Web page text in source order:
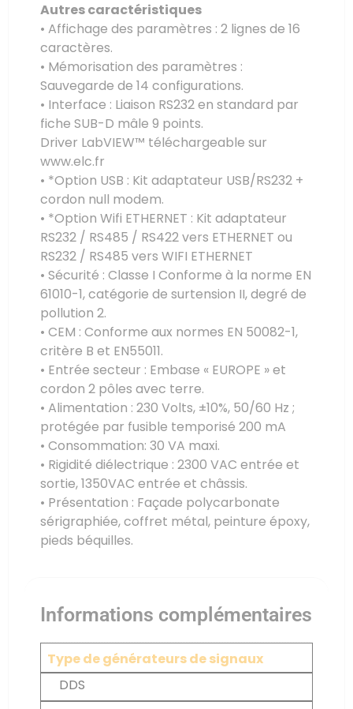
Autres caractéristiques
• Affichage des paramètres : 2 lignes de 16
caractères.
• Mémorisation des paramètres :
Sauvegarde de 14 configurations.
• Interface : Liaison RS232 en standard par
fiche SUB-D mâle 9 points.
Driver LabVIEW™ téléchargeable sur
www.elc.fr
• *Option USB : Kit adaptateur USB/RS232 +
cordon null modem.
• *Option Wifi ETHERNET : Kit adaptateur
RS232 / RS485 / RS422 vers ETHERNET ou
RS232 / RS485 vers WIFI ETHERNET
• Sécurité : Classe I Conforme à la norme EN
61010-1, catégorie de surtension II, degré de
pollution 2.
• CEM : Conforme aux normes EN 50082-1,
critère B et EN55011.
• Entrée secteur : Embase « EUROPE » et
cordon 2 pôles avec terre.
• Alimentation : 230 Volts, ±10%, 50/60 Hz ;
protégée par fusible temporisé 200 mA
• Consommation: 30 VA maxi.
• Rigidité diélectrique : 2300 VAC entrée et
sortie, 1350VAC entrée et châssis.
• Présentation : Façade polycarbonate
sérigraphiée, coffret métal, peinture époxy,
pieds béquilles.
Informations complémentaires
Type de générateurs de signaux
DDS